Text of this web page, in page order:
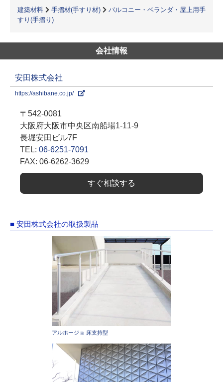
建築材料 手摺材(手すり材)
バルコニー・ベランダ・屋上用手
すり(手摺り)
会社情報
安田株式会社
https://ashibane.co.jp/
〒542-0081
大阪府大阪市中央区南船場1-11-9
長堀安田ビル7F
TEL: 06-6251-7091
FAX: 06-6262-3629
すぐ相談する
■ 安田株式会社の取扱製品
アルホージョ 床支持型